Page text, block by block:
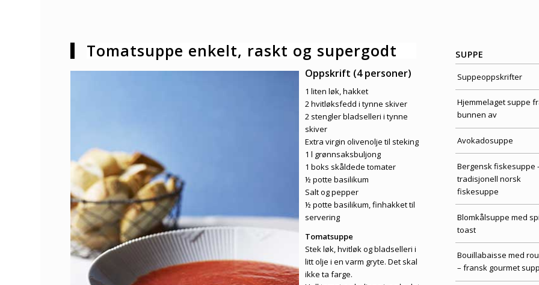
Tomatsuppe enkelt, raskt og supergodt
Oppskrift (4 personer)
1 liten løk, hakket
2 hvitløksfedd i tynne skiver
2 stengler bladselleri i tynne
skiver
Extra virgin olivenolje til steking
1 l grønnsaksbuljong
1 boks skåldede tomater
½ potte basilikum
Salt og pepper
½ potte basilikum, finhakket til
servering
Tomatsuppe
Stek løk, hvitløk og bladselleri i
litt olje i en varm gryte. Det skal
ikke ta farge.
SUPPE
Suppeoppskrifter
Hjemmelaget suppe
bunnen av
Avokadosuppe
Bergensk fiskesuppe
tradisjonell norsk
fiskesuppe
Blomkålsuppe med
toast
Bouillabaisse med
– fransk gourmet